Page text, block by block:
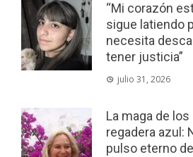
“Mi corazón
sigue latiendo
necesita
tener justicia”
julio 31, 2026
La maga de
regadera azul:
pulso eterno